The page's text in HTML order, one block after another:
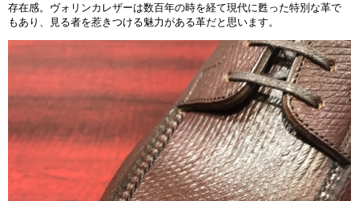
存在感。ヴォリンカレザーは数百年の時を経て現代に甦った特別な革で
もあり、見る者を惹きつける魅力がある革だと思います。